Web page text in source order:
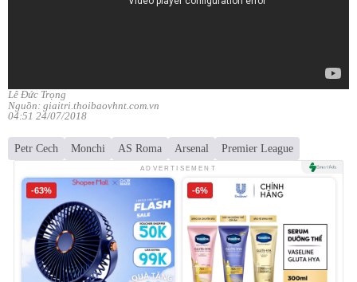
Lê Đức Trọng
Nguồn: giaitri.thoibaovhnt.com.vn
04:51 24/07/2018
Petr Cech Monchi AS Roma Arsenal Premier League
ADVERTISEMENT
-63% -6%